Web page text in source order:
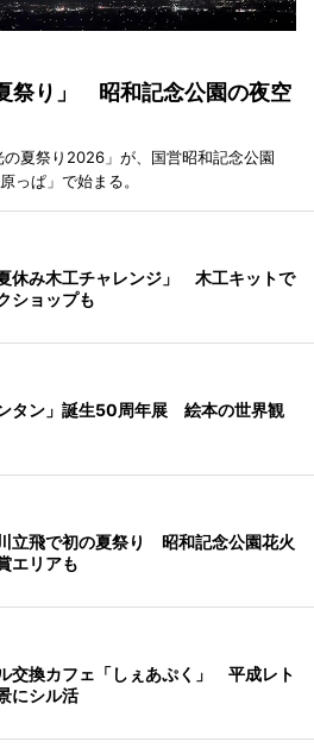
祭り」 昭和記念公園の夜空
夏祭り2026」が、国営昭和記念公園
っぱ」で始まる。
休み木工チャレンジ」 木工キットで
ショップも
タン」誕生50周年展 絵本の世界観
立飛で初の夏祭り 昭和記念公園花火
エリアも
交換カフェ「しぇあぷく」 平成レト
にシル活